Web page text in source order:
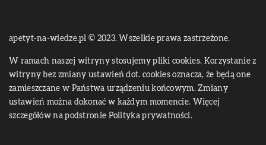
apetyt-na-wiedze.pl © 2023. Wszelkie prawa zastrzeżone.
W ramach naszej witryny stosujemy pliki cookies. Korzystanie z
witryny bez zmiany ustawień dot. cookies oznacza, że będą one
zamieszczane w Państwa urządzeniu końcowym. Zmiany
ustawień można dokonać w każdym momencie. Więcej
szczegółów na podstronie Polityka prywatności.